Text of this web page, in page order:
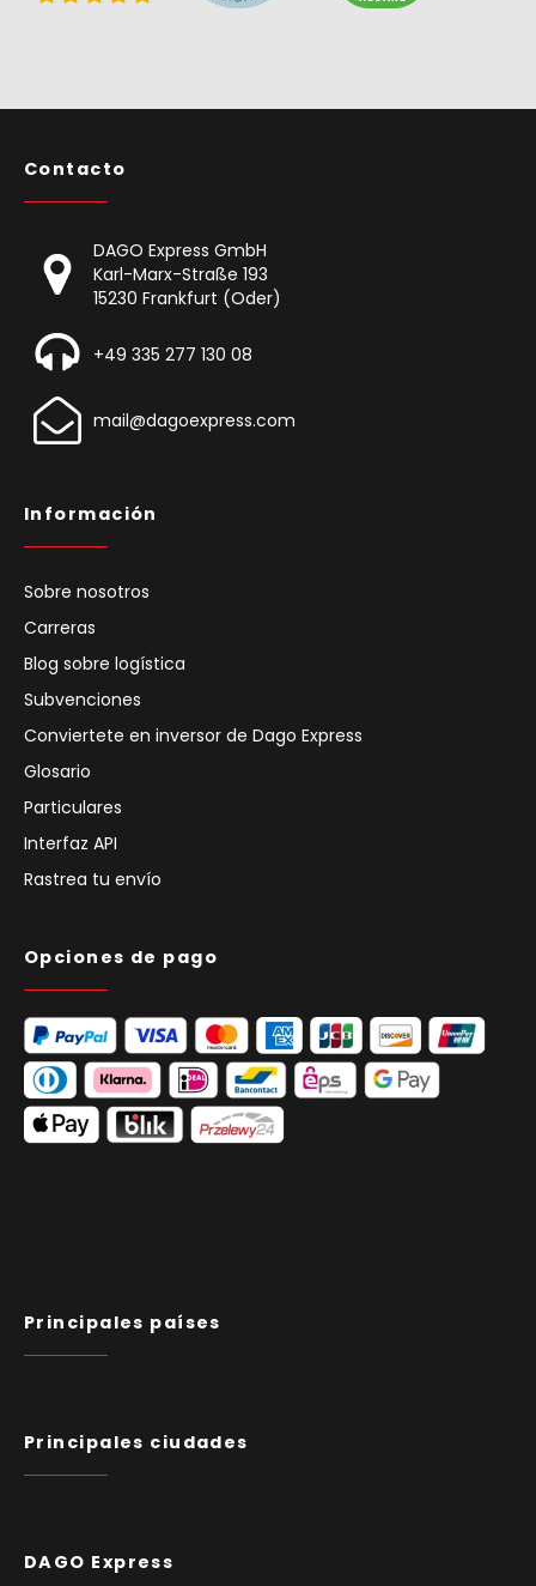
Contacto
DAGO Express GmbH
Karl-Marx-Straße 193
15230 Frankfurt (Oder)
+49 335 277 130 08
mail@dagoexpress.com
Información
Sobre nosotros
Carreras
Blog sobre logística
Subvenciones
Conviertete en inversor de Dago Express
Glosario
Particulares
Interfaz API
Rastrea tu envío
Opciones de pago
Principales países
Principales ciudades
DAGO Express